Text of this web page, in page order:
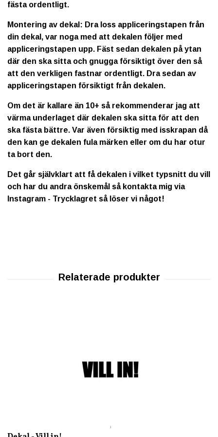
fästa ordentligt.
Montering av dekal: Dra loss appliceringstapen från
din dekal, var noga med att dekalen följer med
appliceringstapen upp. Fäst sedan dekalen på ytan
där den ska sitta och gnugga försiktigt över den så
att den verkligen fastnar ordentligt. Dra sedan av
appliceringstapen försiktigt från dekalen.
Om det är kallare än 10+ så rekommenderar jag att
värma underlaget där dekalen ska sitta för att den
ska fästa bättre. Var även försiktig med isskrapan då
den kan ge dekalen fula märken eller om du har otur
ta bort den.
Det går självklart att få dekalen i vilket typsnitt du vill
och har du andra önskemål så kontakta mig via
Instagram - Trycklagret så löser vi något!